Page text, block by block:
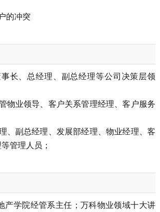
的冲突
长、总经理、副总经理等公司决策层领
物业领导、客户关系管理经理、客户服务
、副总经理、发展部经理、物业经理、客
管理人员；
学院经管系主任；万科物业领域十大讲